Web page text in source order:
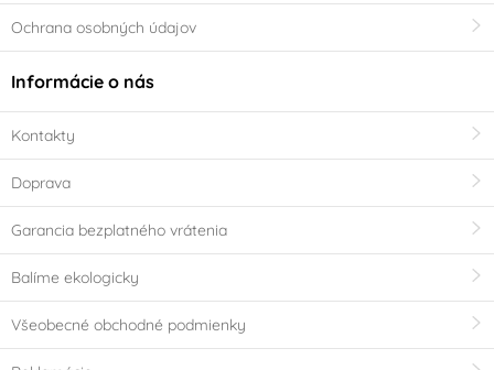
Ochrana osobných údajov
Informácie o nás
Kontakty
Doprava
Garancia bezplatného vrátenia
Balíme ekologicky
Všeobecné obchodné podmienky